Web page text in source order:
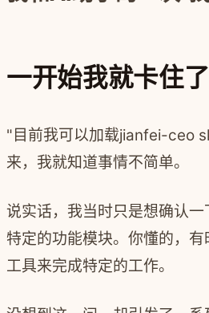
一开始我就卡住了
"目前我可以加载jianfei-ceo
来，我就知道事情不简单。
说实话，我当时只是想确认
特定的功能模块。你懂的，
工具来完成特定的工作。